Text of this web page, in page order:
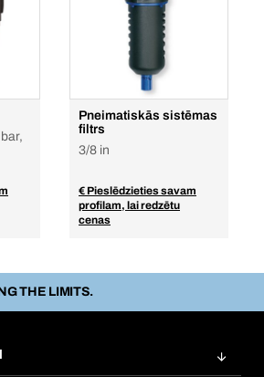
Pneimatiskās sistēmas
filtrs
3/8 in
€ Pieslēdzieties savam
profilam, lai redzētu
cenas
THE LIMITS.